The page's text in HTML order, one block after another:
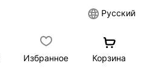
Русский
Избранное Корзина